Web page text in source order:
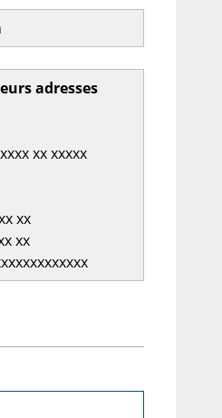
adresses
xx xxxxx
xx
xx